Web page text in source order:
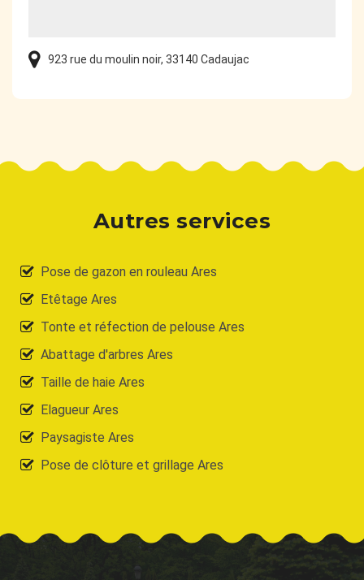
923 rue du moulin noir, 33140 Cadaujac
Autres services
Pose de gazon en rouleau Ares
Etêtage Ares
Tonte et réfection de pelouse Ares
Abattage d'arbres Ares
Taille de haie Ares
Elagueur Ares
Paysagiste Ares
Pose de clôture et grillage Ares